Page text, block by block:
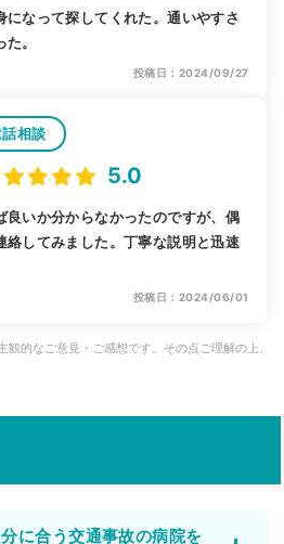
なって探してくれた。通いやすさ
。
投稿日：2024/09/27
相談
5.0
良いか分からなかったのですが、偶
絡してみました。丁寧な説明と迅速
投稿日：2024/06/01
的なご意見・ご感想です。その点ご理解の上、
に合う交通事故の病院を